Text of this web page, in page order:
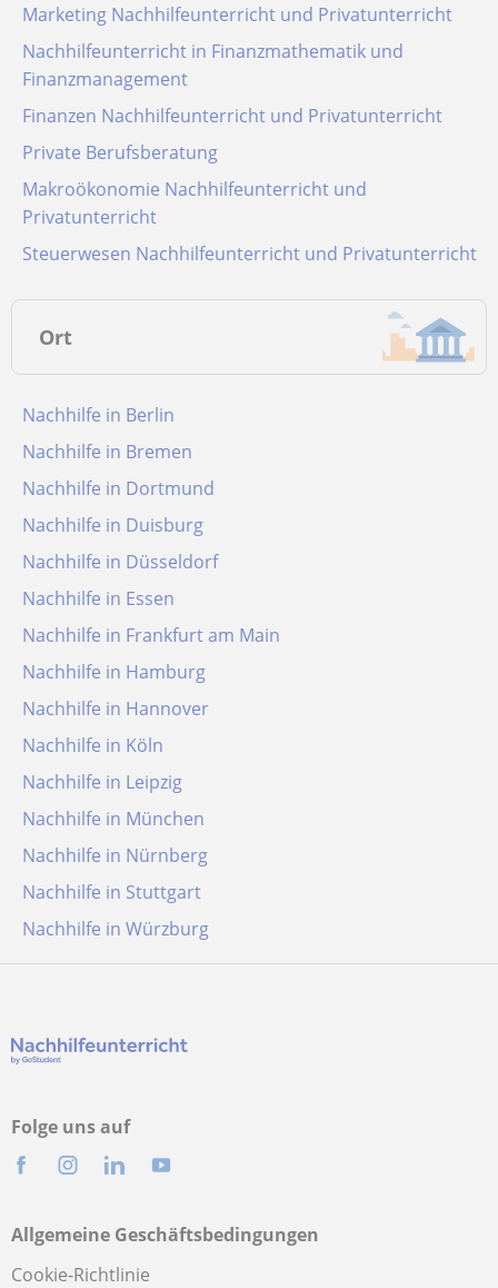
Marketing Nachhilfeunterricht und Privatunterricht
Nachhilfeunterricht in Finanzmathematik und
Finanzmanagement
Finanzen Nachhilfeunterricht und Privatunterricht
Private Berufsberatung
Makroökonomie Nachhilfeunterricht und
Privatunterricht
Steuerwesen Nachhilfeunterricht und Privatunterricht
Ort
Nachhilfe in Berlin
Nachhilfe in Bremen
Nachhilfe in Dortmund
Nachhilfe in Duisburg
Nachhilfe in Düsseldorf
Nachhilfe in Essen
Nachhilfe in Frankfurt am Main
Nachhilfe in Hamburg
Nachhilfe in Hannover
Nachhilfe in Köln
Nachhilfe in Leipzig
Nachhilfe in München
Nachhilfe in Nürnberg
Nachhilfe in Stuttgart
Nachhilfe in Würzburg
Folge uns auf
Allgemeine Geschäftsbedingungen
Cookie-Richtlinie